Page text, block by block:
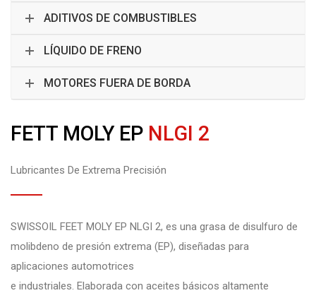
ADITIVOS DE COMBUSTIBLES
LÍQUIDO DE FRENO
MOTORES FUERA DE BORDA
FETT MOLY EP NLGI 2
Lubricantes De Extrema Precisión
SWISSOIL FEET MOLY EP NLGI 2, es una grasa de disulfuro de
molibdeno de presión extrema (EP), diseñadas para
aplicaciones automotrices
e industriales. Elaborada con aceites básicos altamente